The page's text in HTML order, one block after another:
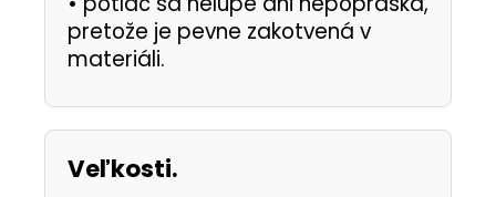
pretože je pevne zakotvená v
materiáli.
Veľkosti.